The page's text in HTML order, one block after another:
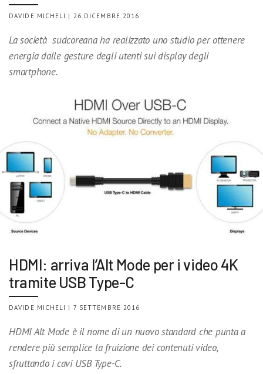
DAVIDE MICHELI | 26 DICEMBRE 2016
La società sudcoreana ha realizzato uno studio per ottenere
energia dalle gesture degli utenti sui display degli
smartphone.
HDMI: arriva l’Alt Mode per i video 4K
tramite USB Type-C
DAVIDE MICHELI | 7 SETTEMBRE 2016
HDMI Alt Mode è il nome di un nuovo standard che punta a
rendere più semplice la fruizione dei contenuti video,
sfruttando i cavi USB Type-C.